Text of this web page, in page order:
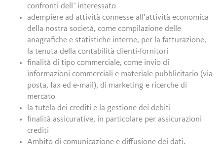
confronti dell´interessato
adempiere ad attività connesse all’attività economica
della nostra società, come compilazione delle
anagrafiche e statistiche interne, per la fatturazione,
la tenuta della contabilità clienti-fornitori
finalità di tipo commerciale, come invio di
informazioni commerciali e materiale pubblicitario (via
posta, fax ed e-mail), di marketing e ricerche di
mercato
la tutela dei crediti e la gestione dei debiti
finalità assicurative, in particolare per assicurazioni
crediti
Ambito di comunicazione e diffusione dei dati.